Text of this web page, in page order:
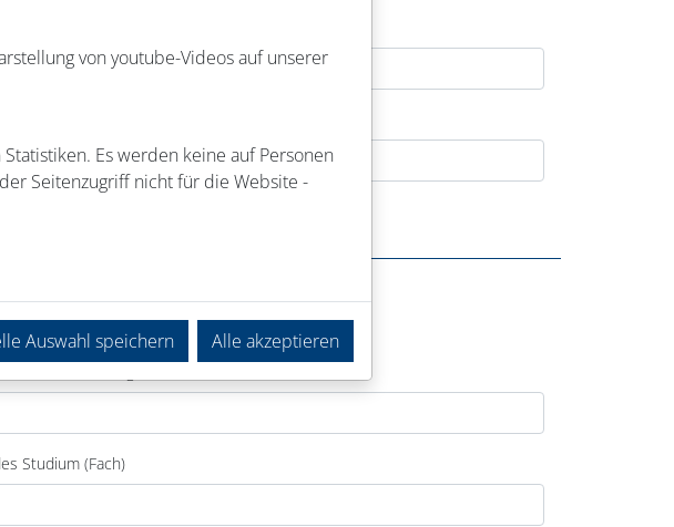
Studium (Fach)
von youtube-Videos auf unserer
Es werden keine auf Personen
Seitenzugriff nicht für die Website -
Auswahl speichern Alle akzeptieren